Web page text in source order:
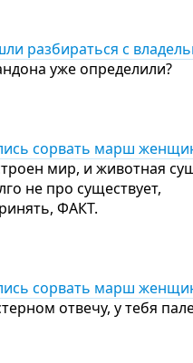
разбираться с
уже определили?
сорвать марш
мир, и животная
не про существует,
ФАКТ.
сорвать марш
отвечу, у тебя